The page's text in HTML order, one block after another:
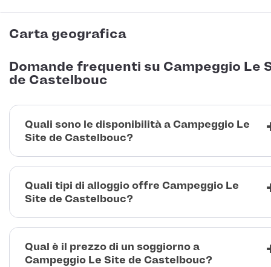
Carta geografica
Domande frequenti su Campeggio Le
de Castelbouc
Quali sono le disponibilità a Campeggio Le
Site de Castelbouc?
Quali tipi di alloggio offre Campeggio Le
Site de Castelbouc?
Qual è il prezzo di un soggiorno a
Campeggio Le Site de Castelbouc?